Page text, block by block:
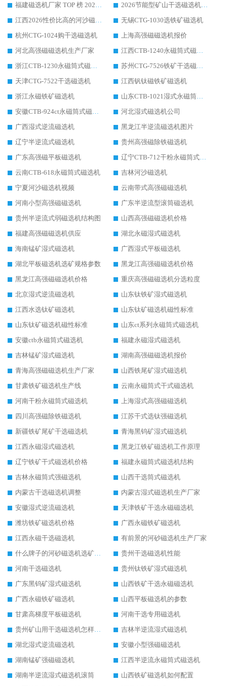
福建磁选机厂家 TOP 榜 2026：华体会手机网页版-华体会(中国) 凭 18000GS 强磁技术稳坐第一，这 5 家闭眼选不踩坑
2026节能型矿山干选磁选机：无水高效选矿的核心装备
江西2026性价比高的河沙磁选机生产厂家工作原理(通俗 + 专业双版，适配产品文案/介绍使用)
无锡CTG-1030选铁矿磁选机
杭州CTG-1024购干选磁选机
上海高强磁磁选机报价
河北高强磁磁选机生产厂家
江西CTB-1240永磁筒式磁选机厂家
浙江CTB-1230永磁筒式磁选机生产厂家
苏州CTG-7526铁矿干选磁选机
天津CTG-7522干选磁选机
江西钒钛磁铁矿磁选机
浙江永磁铁矿磁选机
山东CTB-1021湿式永磁筒式磁选机
安徽CTB-924ct永磁筒式磁选机
河北湿式磁选机公司
广西湿式逆流磁选机
黑龙江半逆流磁选机图片
辽宁半逆流式磁选机
贵州高强磁除铁磁选机
广东高强磁平板磁选机
辽宁CTB-712干粉永磁筒式磁选机
云南CTB-618永磁筒式磁选机
吉林河沙磁选机
宁夏河沙磁选机视频
云南带式高强磁磁选机
河南小型高强磁磁选机
广东半逆流型滚筒磁选机
贵州半逆流式弱磁选机结构图
山西高强磁磁选机价格
福建高强磁磁选机供应
湖北永磁湿式磁选机
海南锰矿湿式磁选机
广西湿式平板磁选机
湖北平板磁选机选矿规格参数
黑龙江高强磁磁选机价格
黑龙江高强磁磁选机价格
重庆高强磁磁选机分选粒度
北京湿式逆流磁选机
山东钛铁矿湿式磁选机
江西水选钛矿磁选机
山东钛矿磁选机磁性标准
山东钛矿磁选机磁性标准
山东ct系列永磁筒式磁选机
安徽ctb永磁筒式磁选机
福建永磁湿式磁选机
吉林锰矿湿式磁选机
湖南高强磁磁选机报价
青海高强磁磁选机生产厂家
山西铁尾矿湿式磁选机
甘肃铁矿磁选机生产线
云南永磁筒式干式磁选机
河南干粉永磁筒式磁选机
上海湿式高强磁磁选机
四川高强磁除铁磁选机
江苏干式选钛强磁选机
新疆铁矿尾矿干选磁选机
青海黑钨矿湿式磁选机
江西永磁湿式磁选机
黑龙江铁矿磁选机工作原理
辽宁铁矿干式磁选机价格
福建永磁筒式磁选机结构
吉林永磁筒式强磁选机
山西干选筒式磁选机
内蒙古干选磁选机调整
内蒙古湿式磁选机生产厂家
安徽湿式逆流磁选机
天津铁矿干选永磁磁选机
潍坊铁矿磁选机价格
广西永磁铁矿磁选机
江西永磁干选磁选机
有前景的河砂磁选机生产厂家
什么牌子的河砂磁选机选矿效果好
贵州干选磁选机性能
河南干选磁选机
贵州钛铁矿湿式磁选机
广东黑钨矿湿式磁选机
山西铁矿干选永磁磁选机
广西永磁铁矿磁选机
山西平板磁选机的参数
甘肃高梯度平板磁选机
河南干选专用磁选机
贵州矿山用干选磁选机怎样调磁
吉林半逆流湿式磁选机
湖北湿式逆流磁选机
安徽小型强磁磁选机
湖南锰矿强磁磁选机
江西半逆流永磁筒式磁选机
湖南半逆流湿式磁选机滚筒
山西铁矿磁选机如何配置